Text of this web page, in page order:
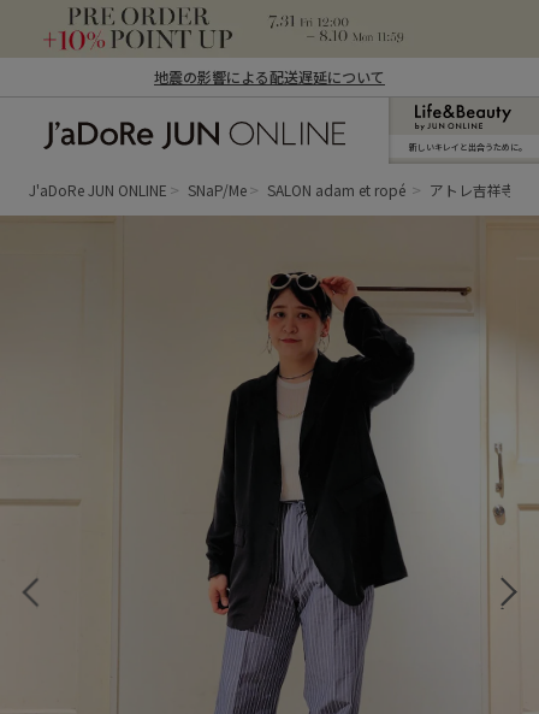
地震の影響による配送遅延について
ン オンライン）
新しいキレイと出合うために。
J'aDoRe JUN ONLINE SNaP/Me SALON adam et ropé アトレ吉祥寺